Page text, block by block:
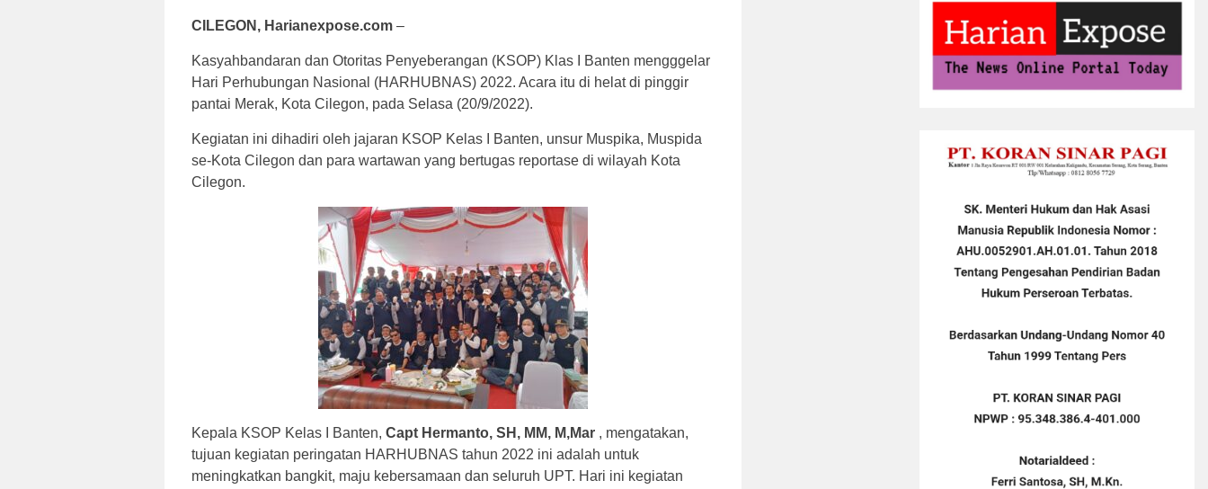
CILEGON, Harianexpose.com –
Kasyahbandaran dan Otoritas Penyeberangan (KSOP) Klas I Banten mengggelar
Hari Perhubungan Nasional (HARHUBNAS) 2022. Acara itu di helat di pinggir
pantai Merak, Kota Cilegon, pada Selasa (20/9/2022).
Kegiatan ini dihadiri oleh jajaran KSOP Kelas I Banten, unsur Muspika, Muspida
se-Kota Cilegon dan para wartawan yang bertugas reportase di wilayah Kota
Cilegon.
Kepala KSOP Kelas I Banten, Capt Hermanto, SH, MM, M,Mar , mengatakan,
tujuan kegiatan peringatan HARHUBNAS tahun 2022 ini adalah untuk
meningkatkan bangkit, maju kebersamaan dan seluruh UPT. Hari ini kegiatan